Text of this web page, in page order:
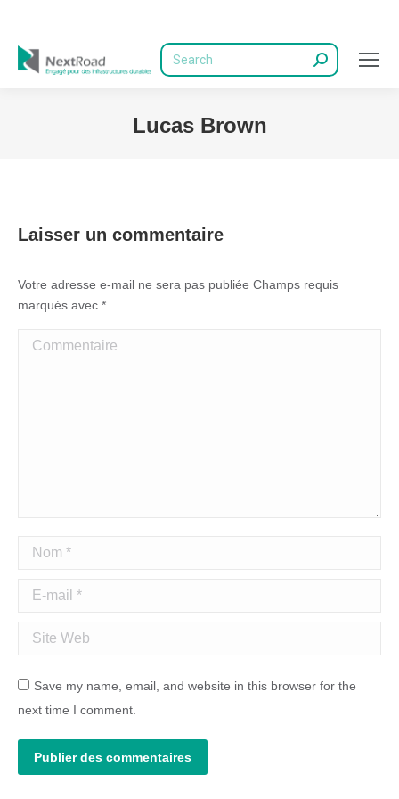
Recherche
Lucas Brown
Laisser un commentaire
Votre adresse e-mail ne sera pas publiée Champs requis
marqués avec *
Commentaire
Nom *
E-mail *
Site Web
Save my name, email, and website in this browser for the
next time I comment.
Publier des commentaires